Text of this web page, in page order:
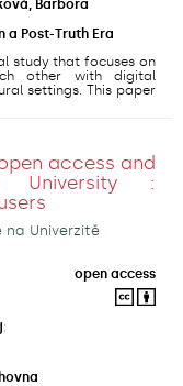
Barbora
a Post-Truth Era
study that focuses on
other with digital
settings. This paper
access and
University :
Univerzitě
open access
;